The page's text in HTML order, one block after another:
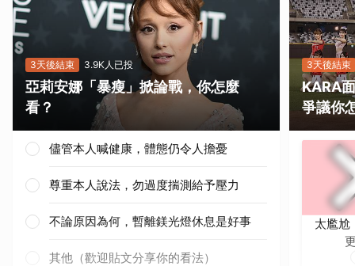
3天後結束 3.9K人已投
亞莉安娜「暴瘦」掀論戰，你怎麼
看？
儘管本人喊健康，體態仍令人擔憂
尊重本人說法，勿過度揣測給予壓力
不論原因為何，暫離鎂光燈休息是好事
其他（歡迎貼文分享你的看法）
3天後結束
KARA
爭議你
太尷尬